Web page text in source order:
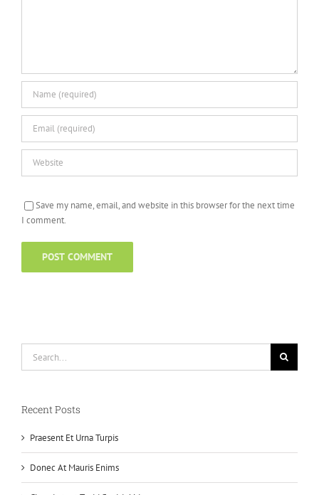
Save my name, email, and website in this browser for the next time
I comment.
Recent Posts
Praesent Et Urna Turpis
Donec At Mauris Enims